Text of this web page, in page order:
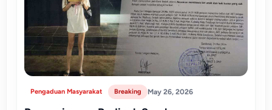
Pengaduan Masyarakat Breaking May 26, 2026